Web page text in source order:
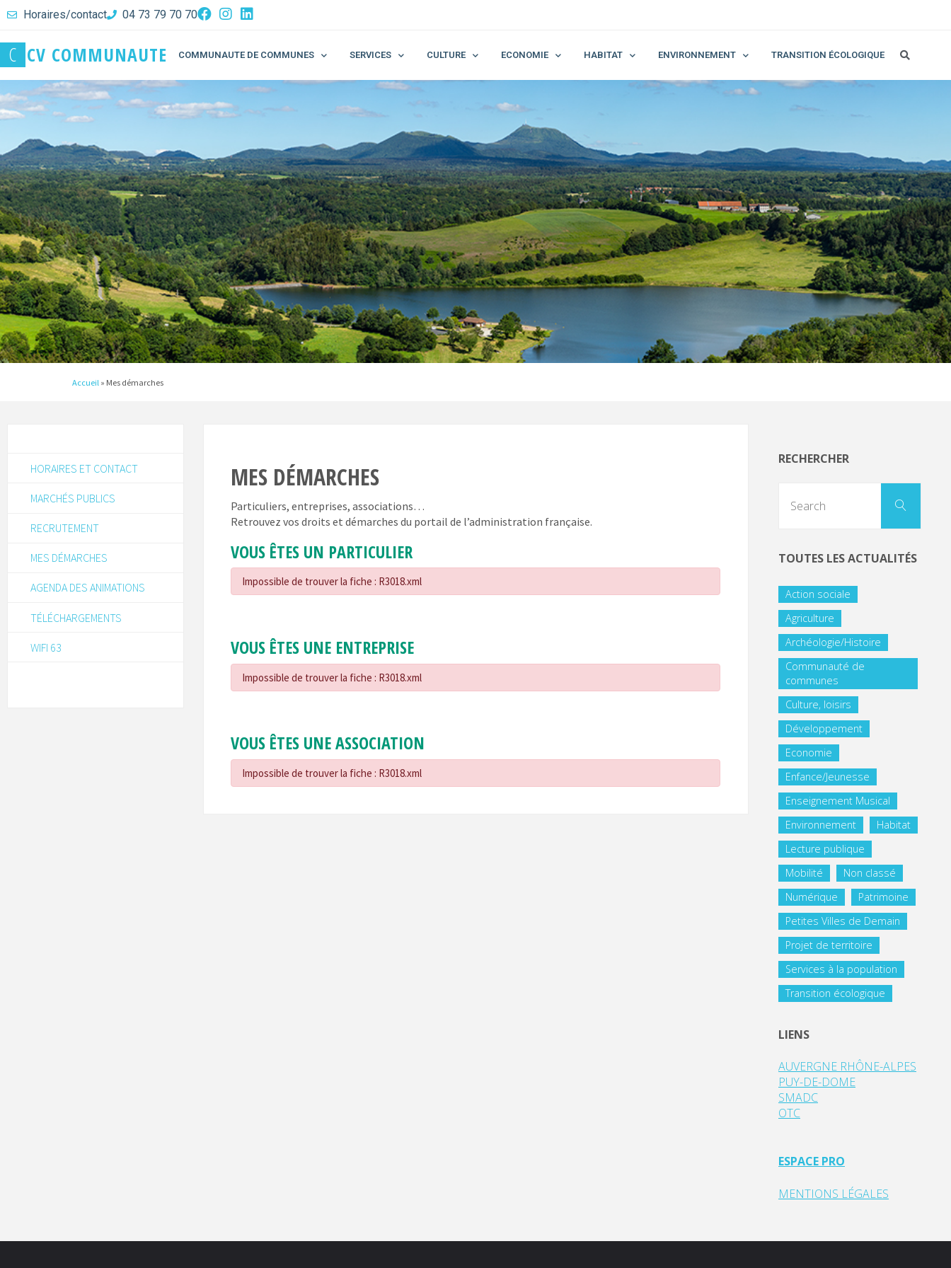
Horaires/contact 04 73 79 70 70
C CV COMMUNAUTE COMMUNAUTE DE COMMUNES SERVICES CULTURE ECONOMIE HABITAT ENVIRONNEMENT TRANSITION ÉCOLOGIQUE
Accueil » Mes démarches
MES DÉMARCHES
Particuliers, entreprises, associations…
Retrouvez vos droits et démarches du portail de l’administration française.
VOUS ÊTES UN PARTICULIER
Impossible de trouver la fiche : R3018.xml
VOUS ÊTES UNE ENTREPRISE
Impossible de trouver la fiche : R3018.xml
VOUS ÊTES UNE ASSOCIATION
Impossible de trouver la fiche : R3018.xml
HORAIRES ET CONTACT
MARCHÉS PUBLICS
RECRUTEMENT
MES DÉMARCHES
AGENDA DES ANIMATIONS
TÉLÉCHARGEMENTS
WIFI 63
RECHERCHER
TOUTES LES ACTUALITÉS
Action sociale
Agriculture
Archéologie/Histoire
Communauté de
communes
Culture, loisirs
Développement
Economie
Enfance/Jeunesse
Enseignement Musical
Environnement
Habitat
Lecture publique
Mobilité
Non classé
Numérique
Patrimoine
Petites Villes de Demain
Projet de territoire
Services à la population
Transition écologique
LIENS
AUVERGNE RHÔNE-ALPES
PUY-DE-DOME
SMADC
OTC
ESPACE PRO
MENTIONS LÉGALES